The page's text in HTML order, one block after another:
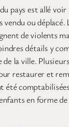
est allé
ou
de violents
détails y
la ville.
restaurer et
été
en forme